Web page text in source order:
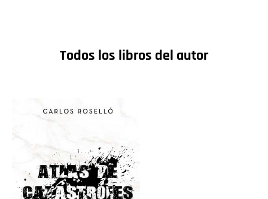
Todos los libros del autor